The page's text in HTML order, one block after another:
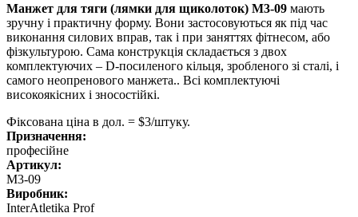
Манжет для тяги (лямки для щиколоток) М3-09 мають
зручну і практичну форму. Вони застосовуються як під час
виконання силових вправ, так і при заняттях фітнесом, або
фізкультурою. Сама конструкція складається з двох
комплектуючих – D-посиленого кільця, зробленого зі сталі, і
самого неопренового манжета.. Всі комплектуючі
високоякісних і зносостійкі.
Фіксована ціна в дол. = $3/штуку.
Призначення:
професійне
Артикул:
М3-09
Виробник:
InterAtletika Prof